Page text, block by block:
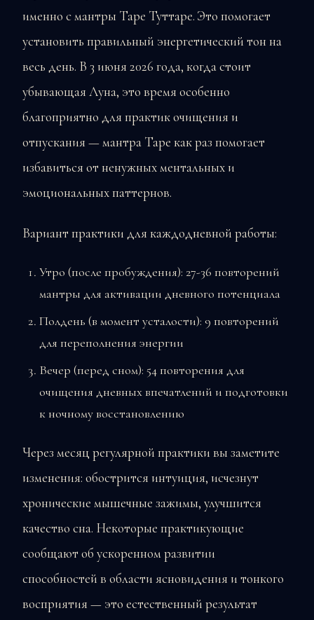
именно с мантры Таре Туттаре. Это помогает
установить правильный энергетический тон на
весь день. В 3 июня 2026 года, когда стоит
убывающая Луна, это время особенно
благоприятно для практик очищения и
отпускания — мантра Таре как раз помогает
избавиться от ненужных ментальных и
эмоциональных паттернов.
Вариант практики для каждодневной работы:
Утро (после пробуждения): 27-36 повторений
мантры для активации дневного потенциала
Полдень (в момент усталости): 9 повторений
для переполнения энергии
Вечер (перед сном): 54 повторения для
очищения дневных впечатлений и подготовки
к ночному восстановлению
Через месяц регулярной практики вы заметите
изменения: обострится интуиция, исчезнут
хронические мышечные зажимы, улучшится
качество сна. Некоторые практикующие
сообщают об ускоренном развитии
способностей в области ясновидения и тонкого
восприятия — это естественный результат